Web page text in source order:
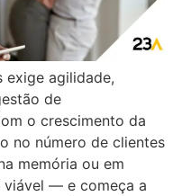
agilidade,
de
o crescimento da
no número de clientes
memória ou em
viável — e começa a